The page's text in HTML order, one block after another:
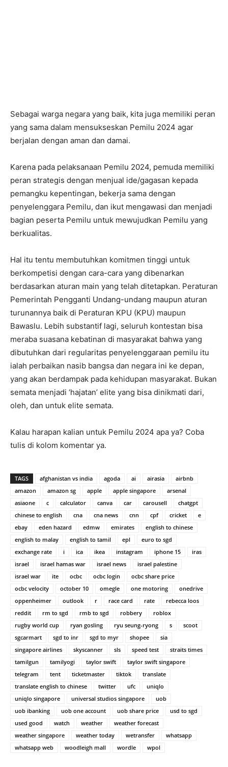
Sebagai warga negara yang baik, kita juga memiliki peran
yang sama dalam mensukseskan Pemilu 2024 agar
berjalan dengan aman dan damai.
Karena pada pelaksanaan Pemilu 2024, pemuda memiliki
peran strategis dengan menjual ide/gagasan kepada
pemangku kepentingan, bekerja sama dengan
penyelenggara Pemilu, dan ikut mengawasi dan menjadi
bagian peserta Pemilu untuk mewujudkan Pemilu yang
berkualitas.
Hal itu tentu membutuhkan komitmen tinggi untuk
berkompetisi dengan cara-cara yang dibenarkan
berdasarkan aturan main yang telah ditetapkan. Peraturan
Pemerintah Pengganti Undang-undang maupun aturan
turunannya baik di Peraturan KPU (KPU) maupun
Bawaslu. Lebih substantif lagi, seluruh kontestan bisa
meraba suasana kebatinan di masyarakat bahwa yang
dibutuhkan dari regularitas penyelenggaraan pemilu itu
ialah perbaikan nasib bangsa dan negara ini ke depan,
yang akan berdampak pada kehidupan masyarakat. Bukan
semata menjadi ‘hajatan’ elite yang bisa dinikmati dari,
oleh, dan untuk elite semata.
Kalau harapan kalian untuk Pemilu 2024 apa ya? Coba
tulis di kolom komentar ya.
TAGS afghanistan vs india agoda ai airasia
airbnb
amazon
amazon sg apple apple singapore
arsenal
asiaone
c calculator canva car carousell
chatgpt
chinese to english
cna cna news cnn cpf cricket
e
ebay
eden hazard edmw emirates
english to chinese
english to malay
english to tamil epl
euro to sgd
exchange rate
i ica ikea instagram iphone 15
iras
israel
israel hamas war israel news
israel palestine
israel war
ite ocbc ocbc login
ocbc share price
ocbc velocity
october 10 omegle one motoring
onedrive
oppenheimer
outlook r race card rate
rebecca loos
reddit
rm to sgd rmb to sgd robbery
roblox
rugby world cup
ryan gosling ryu seung-ryong s
scoot
sgcarmart
sgd to inr sgd to myr shopee
sia
singapore airlines
skyscanner sls speed test
straits times
tamilgun
tamilyogi taylor swift
taylor swift singapore
telegram
tent ticketmaster tiktok
translate
translate english to chinese
twitter ufc
uniqlo
uniqlo singapore
universal studios singapore
uob
uob ibanking
uob one account uob share price
usd to sgd
used good
watch weather
weather forecast
weather singapore
weather today wetransfer
whatsapp
whatsapp web
woodleigh mall wordle wpol